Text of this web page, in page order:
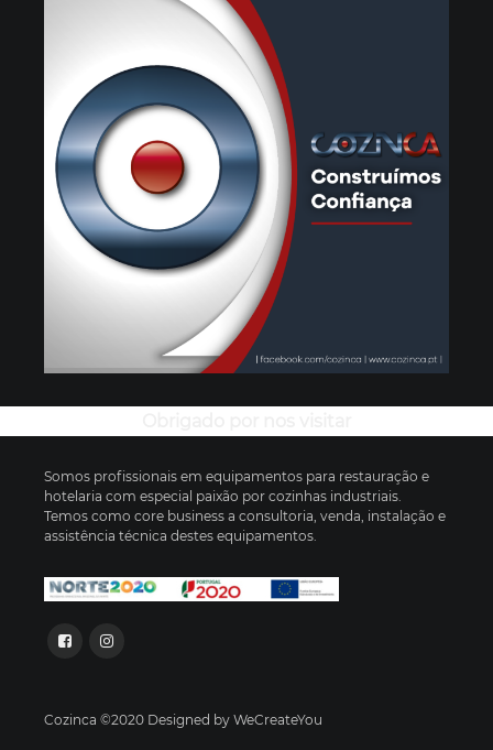
Somos profissionais em equipamentos para restauração e
hotelaria com especial paixão por cozinhas industriais.
Temos como core business a consultoria, venda, instalação e
assistência técnica destes equipamentos.
Cozinca ©2020 Designed by WeCreateYou